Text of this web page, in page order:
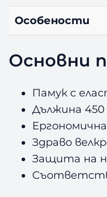
Особености
Основни
Памук с
Дължина 450
Здраво
Защита на